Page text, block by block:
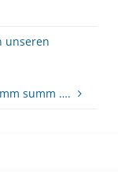
unseren
summ ….